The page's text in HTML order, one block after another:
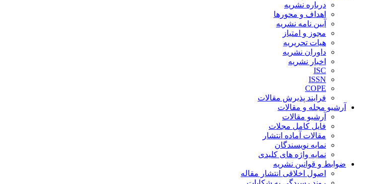
درباره نشریه
اهداف و محورها
آیین نامه نشریه
مجوز و امتیاز
هیات تحریریه
داوران نشریه
اخبار نشریه
ISC
ISSN
COPE
فرایند پذیرش مقالات
آرشیو مجله و مقالات
آرشیو مقالات
فایل کامل مجلات
مقالات آماده انتشار
نمایه نویسندگان
نمایه واژه های کلیدی
ضوابط و قوانین نشریه
اصول اخلاقی انتشار مقاله